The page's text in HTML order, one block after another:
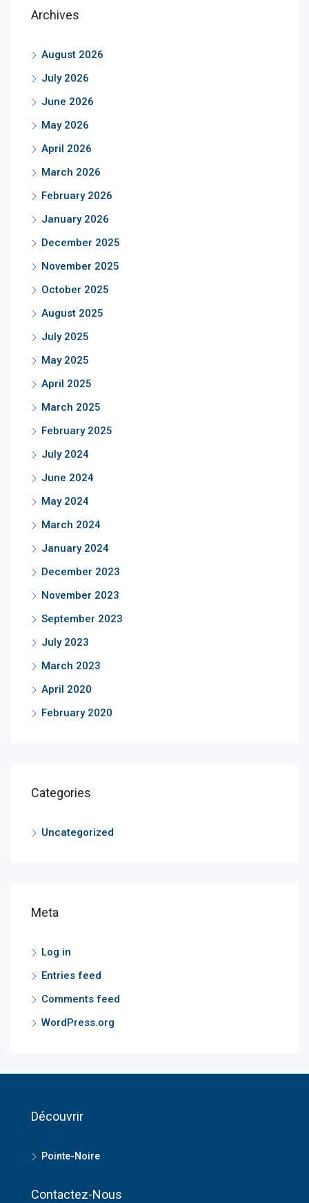
Archives
August 2026
July 2026
June 2026
May 2026
April 2026
March 2026
February 2026
January 2026
December 2025
November 2025
October 2025
August 2025
July 2025
May 2025
April 2025
March 2025
February 2025
July 2024
June 2024
May 2024
March 2024
January 2024
December 2023
November 2023
September 2023
July 2023
March 2023
April 2020
February 2020
Categories
Uncategorized
Meta
Log in
Entries feed
Comments feed
WordPress.org
Découvrir
Pointe-Noire
Contactez-Nous